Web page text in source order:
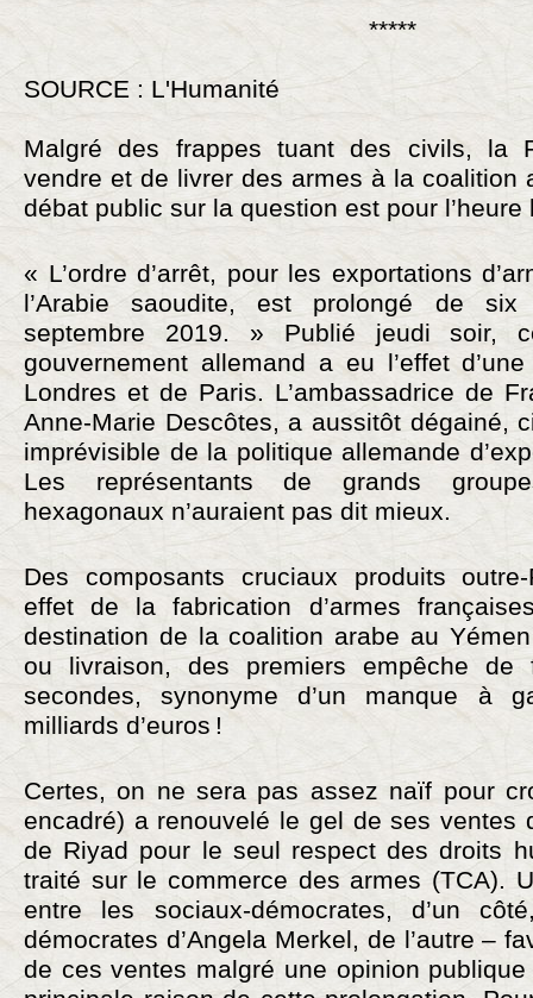
*****
SOURCE : L'Humanité
Malgré des frappes tuant des civils, la
vendre et de livrer des armes à la coalition
débat public sur la question est pour l’heure
« L’ordre d’arrêt, pour les exportations
l’Arabie saoudite, est prolongé de six
septembre 2019. » Publié jeudi soir,
gouvernement allemand a eu l’effet
Londres et de Paris. L’ambassadrice de
Anne-Marie Descôtes, a aussitôt dégainé,
imprévisible de la politique allemande
Les représentants de grands
hexagonaux n’auraient pas dit mieux.
Des composants cruciaux produits
effet de la fabrication d’armes
destination de la coalition arabe au
ou livraison, des premiers empêche
secondes, synonyme d’un manque à
milliards d’euros !
Certes, on ne sera pas assez naïf pour
encadré) a renouvelé le gel de ses ventes
de Riyad pour le seul respect des droits
traité sur le commerce des armes (TCA).
entre les sociaux-démocrates, d’un
démocrates d’Angela Merkel, de l’autre –
de ces ventes malgré une opinion